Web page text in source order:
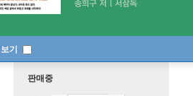
기
AI Coding Assistants
판매중